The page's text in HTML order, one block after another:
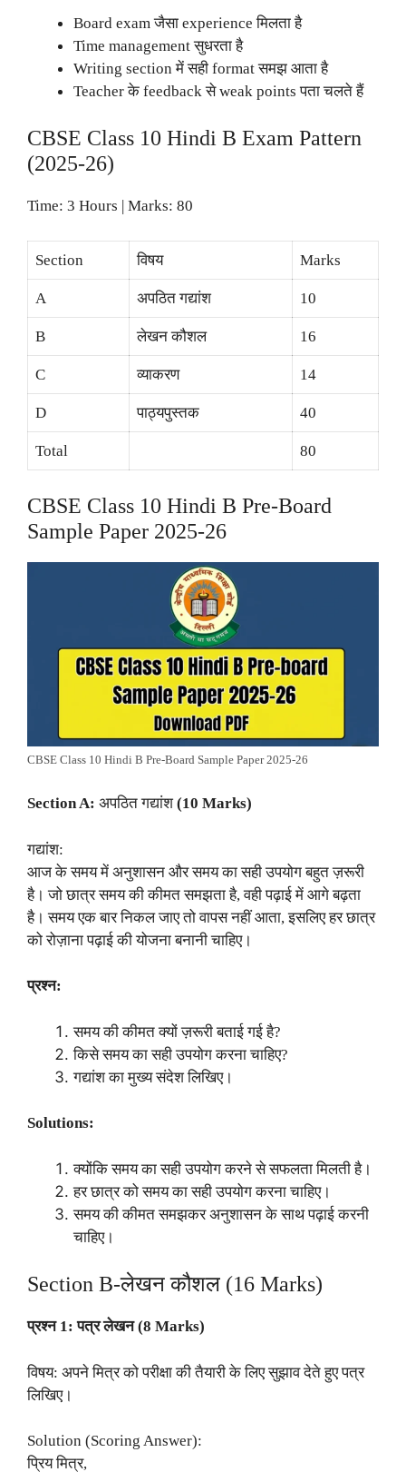
Board exam जैसा experience मिलता है
Time management सुधरता है
Writing section में सही format समझ आता है
Teacher के feedback से weak points पता चलते हैं
CBSE Class 10 Hindi B Exam Pattern
(2025-26)
Time: 3 Hours | Marks: 80
Section विषय Marks
A अपठित गद्यांश 10
B लेखन कौशल 16
C व्याकरण 14
D पाठ्यपुस्तक 40
Total 80
CBSE Class 10 Hindi B Pre-Board
Sample Paper 2025-26
CBSE Class 10 Hindi B Pre-Board Sample Paper 2025-26
Section A: अपठित गद्यांश(10 Marks)
गद्यांश:
आज के समय में अनुशासन और समय का सही उपयोग बहुत ज़रूरी
है। जो छात्र समय की कीमत समझता है, वही पढ़ाई में आगे बढ़ता
है। समय एक बार निकल जाए तो वापस नहीं आता, इसलिए हर छात्र
को रोज़ाना पढ़ाई की योजना बनानी चाहिए।
प्रश्न:
समय की कीमत क्यों ज़रूरी बताई गई है?
किसे समय का सही उपयोग करना चाहिए?
गद्यांश का मुख्य संदेश लिखिए।
Solutions:
क्योंकि समय का सही उपयोग करने से सफलता मिलती है।
हर छात्र को समय का सही उपयोग करना चाहिए।
समय की कीमत समझकर अनुशासन के साथ पढ़ाई करनी
चाहिए।
Section B-लेखन कौशल (16 Marks)
प्रश्न 1: पत्र लेखन (8 Marks)
विषय: अपने मित्र को परीक्षा की तैयारी के लिए सुझाव देते हुए पत्र
लिखिए।
Solution (Scoring Answer):
प्रिय मित्र,